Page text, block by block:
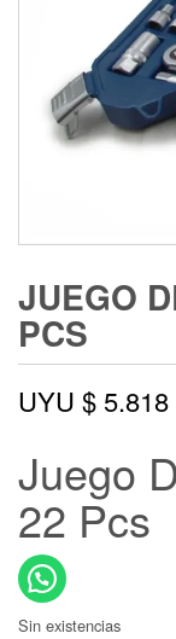
JUEGO
PCS
UYU $ 5.818
Juego
22 Pcs
Sin existencias